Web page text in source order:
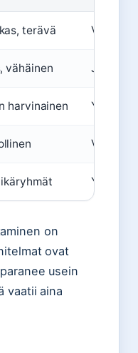
terävä Voi olla
vähäinen Jatkuva,
harvinainen Yleinen
Voi
Yli 60-
on
ovat
usein
vaatii aina